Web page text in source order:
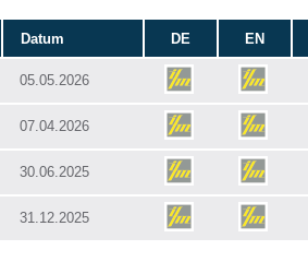
Datum DE EN
05.05.2026
07.04.2026
30.06.2025
31.12.2025